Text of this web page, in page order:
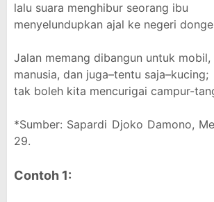
lalu suara menghibur seorang ibu
menyelundupkan ajal ke negeri
Jalan memang dibangun untuk mobil,
manusia, dan juga–tentu saja–kucing;
tak boleh kita mencurigai campur-
*Sumber: Sapardi Djoko Damono,
29.
Contoh 1: